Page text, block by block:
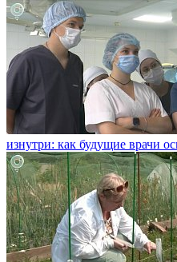
изнутри: как будущие врачи